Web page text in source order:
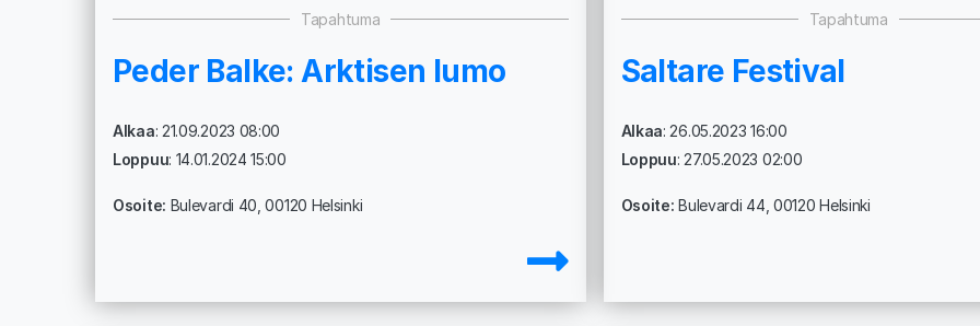
Tapahtuma
Peder Balke: Arktisen lumo
Alkaa: 21.09.2023 08:00
Loppuu: 14.01.2024 15:00
Osoite: Bulevardi 40, 00120 Helsinki
Tapahtuma
Saltare Festival
Alkaa: 26.05.2023 16:00
Loppuu: 27.05.2023 02:00
Osoite:Bulevardi 44, 00120 Helsinki